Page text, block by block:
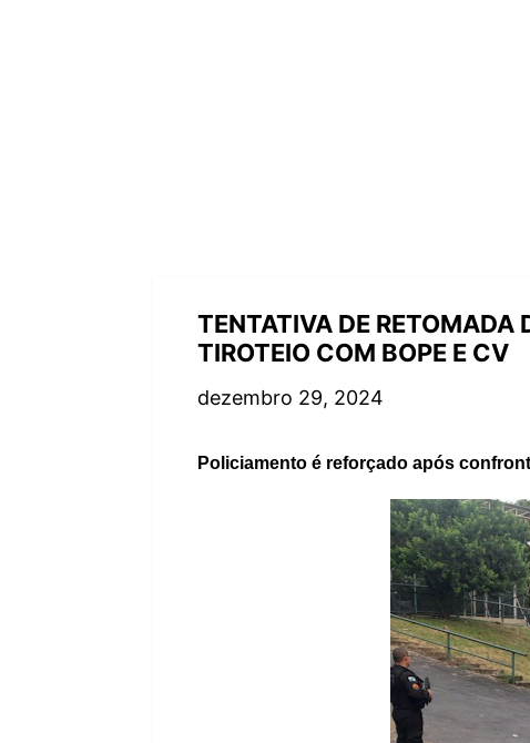
TENTATIVA DE RETOMADA
TIROTEIO COM BOPE E CV
dezembro 29, 2024
Policiamento é reforçado após